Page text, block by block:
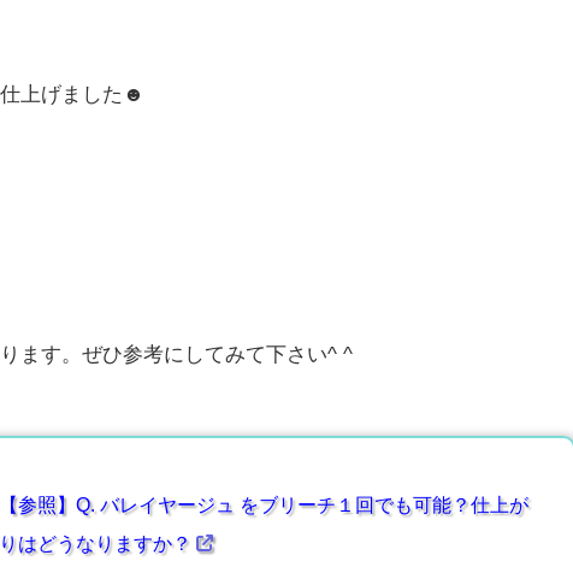
上げました☻
ます。ぜひ参考にしてみて下さい^ ^
【参照】Q. バレイヤージュ をブリーチ１回でも可能？仕上が
りはどうなりますか？